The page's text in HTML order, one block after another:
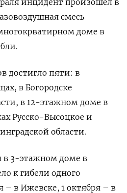
смесь
доме в
достигло пяти: в
в Богородске
в 12-этажном доме в
Русско-Высоцкое и
области.
в 3-этажном доме в
к гибели одного
– в Ижевске, 1 октября – в